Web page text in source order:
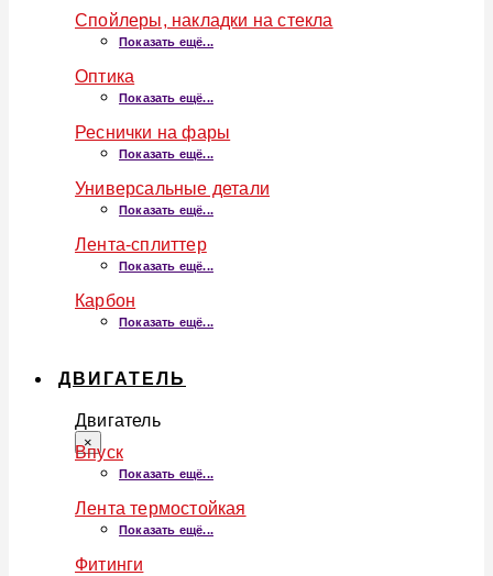
Спойлеры, накладки на стекла
Показать ещё...
Оптика
Показать ещё...
Реснички на фары
Показать ещё...
Универсальные детали
Показать ещё...
Лента-сплиттер
Показать ещё...
Карбон
Показать ещё...
ДВИГАТЕЛЬ
Двигатель
×
Впуск
Показать ещё...
Лента термостойкая
Показать ещё...
Фитинги